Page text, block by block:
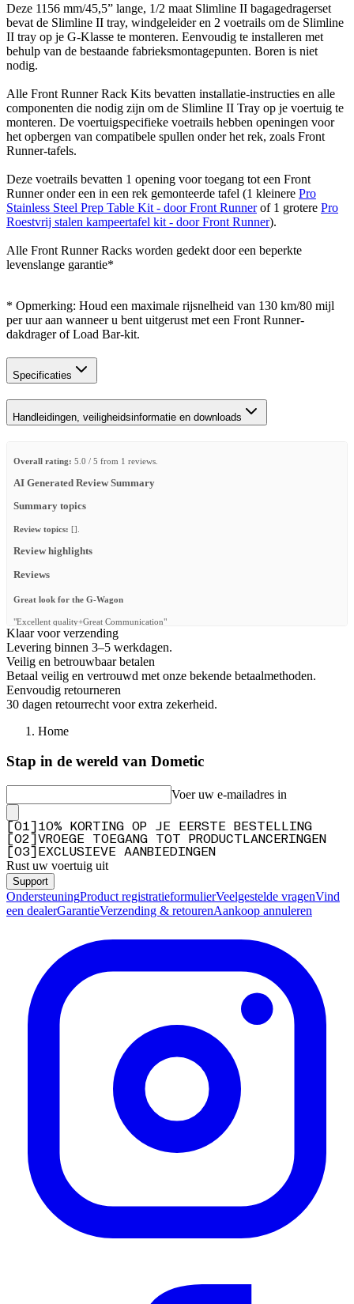
Deze 1156 mm/45,5” lange, 1/2 maat Slimline II bagagedragerset
bevat de Slimline II tray, windgeleider en 2 voetrails om de Slimline
II tray op je G-Klasse te monteren. Eenvoudig te installeren met
behulp van de bestaande fabrieksmontagepunten. Boren is niet
nodig.
Alle Front Runner Rack Kits bevatten installatie-instructies en alle
componenten die nodig zijn om de Slimline II Tray op je voertuig te
monteren. De voertuigspecifieke voetrails hebben openingen voor
het opbergen van compatibele spullen onder het rek, zoals Front
Runner-tafels.
Deze voetrails bevatten 1 opening voor toegang tot een Front
Runner onder een in een rek gemonteerde tafel (1 kleinere Pro
Stainless Steel Prep Table Kit - door Front Runnerof 1 grotere Pro
Roestvrij stalen kampeertafel kit - door Front Runner).
Alle Front Runner Racks worden gedekt door een beperkte
levenslange garantie*
* Opmerking: Houd een maximale rijsnelheid van 130 km/80 mijl
per uur aan wanneer u bent uitgerust met een Front Runner-
dakdrager of Load Bar-kit.
Specificaties
Handleidingen, veiligheidsinformatie en downloads
Overall rating: 5.0 / 5 from 1 reviews.
AI Generated Review Summary
Summary topics
Review topics: [].
Review highlights
Reviews
Great look for the G-Wagon
"Excellent quality+Great Communication"
John D. ( 5/5
Q&A
Klaar voor verzending
Levering binnen 3–5 werkdagen.
Veilig en betrouwbaar betalen
Betaal veilig en vertrouwd met onze bekende betaalmethoden.
Eenvoudig retourneren
30 dagen retourrecht voor extra zekerheid.
Home
Stap in de wereld van Dometic
Voer uw e-mailadres in
01
10% KORTING OP JE EERSTE BESTELLING
02
VROEGE TOEGANG TOT PRODUCTLANCERINGEN
03 EXCLUSIEVE AANBIEDINGEN
Rust uw voertuig uit
Support
OndersteuningProduct registratieformulierVeelgestelde vragenVind
een dealerGarantieVerzending & retourenAankoop annuleren